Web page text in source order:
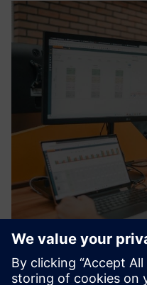
nPlan - Planning
NPLAN je napredna